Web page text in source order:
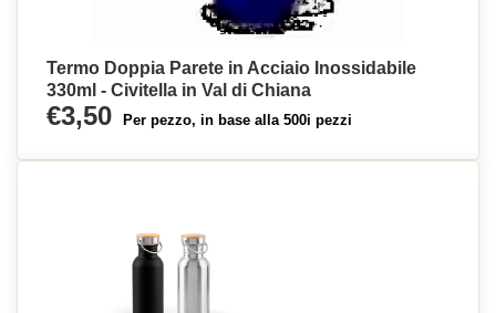
Termo Doppia Parete in Acciaio Inossidabile
330ml - Civitella in Val di Chiana
€3,50 Per pezzo, in base alla 500i pezzi